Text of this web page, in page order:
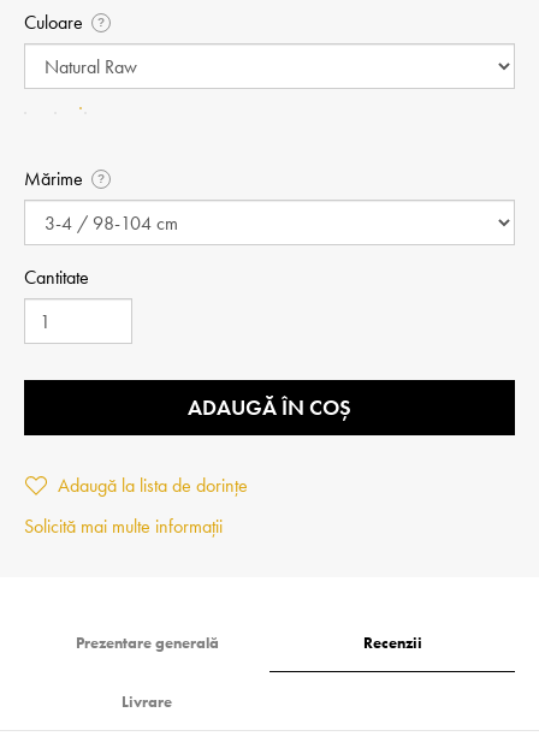
Culoare ?
Mărime ?
Cantitate
ADAUGĂ ÎN COȘ
Adaugă la lista de dorințe
Solicită mai multe informații
Prezentare generală Recenzii
Livrare